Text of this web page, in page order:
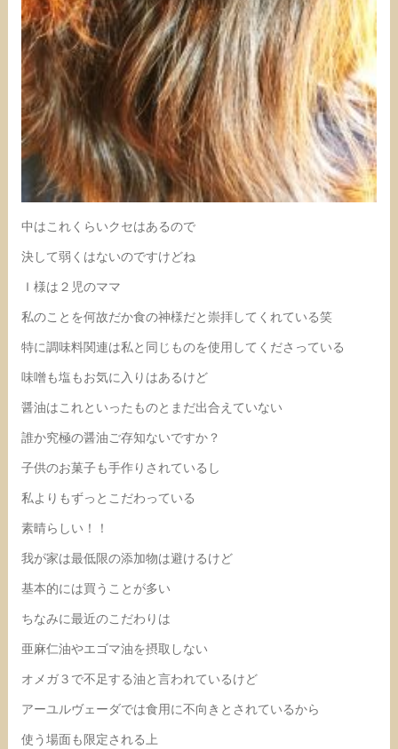
中はこれくらいクセはあるので
決して弱くはないのですけどね
Ｉ様は２児のママ
私のことを何故だか食の神様だと崇拝してくれている笑
特に調味料関連は私と同じものを使用してくださっている
味噌も塩もお気に入りはあるけど
醤油はこれといったものとまだ出合えていない
誰か究極の醤油ご存知ないですか？
子供のお菓子も手作りされているし
私よりもずっとこだわっている
素晴らしい！！
我が家は最低限の添加物は避けるけど
基本的には買うことが多い
ちなみに最近のこだわりは
亜麻仁油やエゴマ油を摂取しない
オメガ３で不足する油と言われているけど
アーユルヴェーダでは食用に不向きとされているから
使う場面も限定される上